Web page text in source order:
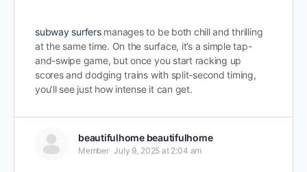
subway surfersmanages to be both chill and thrilling
at the same time. On the surface, it’s a simple tap-
and-swipe game, but once you start racking up
scores and dodging trains with split-second timing,
you’ll see just how intense it can get.
beautifulhome beautifulhome
Member July 9, 2025 at 2:04 am